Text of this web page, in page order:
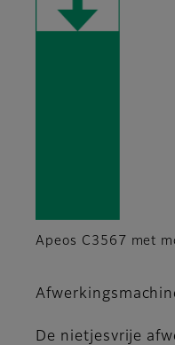
Apeos C3567 met
De nietjesvrije